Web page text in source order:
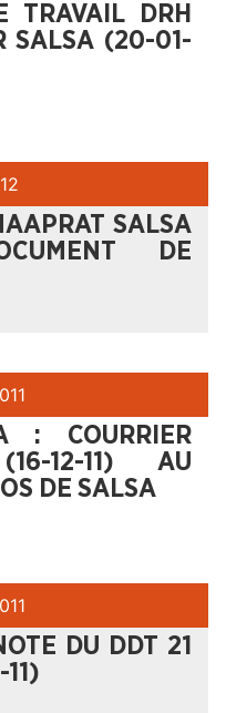
TRAVAIL DRH
SALSA (20-01-
SALSA
DE
: COURRIER
(16-12-11) AU
DE SALSA
DU DDT 21